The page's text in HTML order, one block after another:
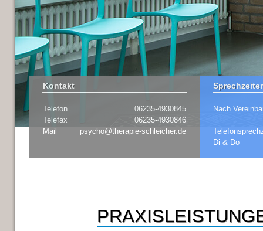
Kontakt
Telefon
06235-4930845
Telefax
06235-4930846
Mail
psycho@therapie-schleicher.de
Nach
Di & Do